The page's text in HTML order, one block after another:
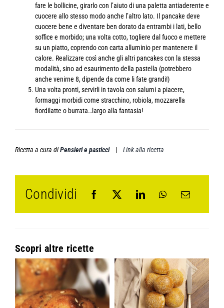
fare le bollicine, girarlo con l’aiuto di una paletta antiaderente e
cuocere allo stesso modo anche l’altro lato. Il pancake deve
cuocere bene e diventare ben dorato da entrambi i lati, bello
soffice e morbido; una volta cotto, togliere dal fuoco e mettere
su un piatto, coprendo con carta alluminio per mantenere il
calore. Realizzare così anche gli altri pancakes con la stessa
modalità, sino ad esaurimento della pastella (potrebbero
anche venirne 8, dipende da come li fate grandi!)
Una volta pronti, servirli in tavola con salumi a piacere,
formaggi morbidi come stracchino, robiola, mozzarella
fiordilatte o burrata…largo alla fantasia!
Ricetta a cura diPensieri e pasticci| Link alla ricetta
Condividi
Scopri altre ricette